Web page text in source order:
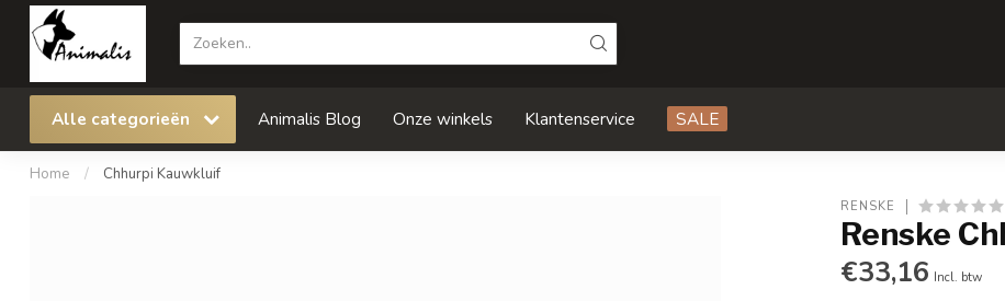
Alle categorieën Animalis Blog Onze winkels Klantenservice SALE
Home / Chhurpi Kauwkluif
RENSKE
Renske
€33,16 Incl. btw